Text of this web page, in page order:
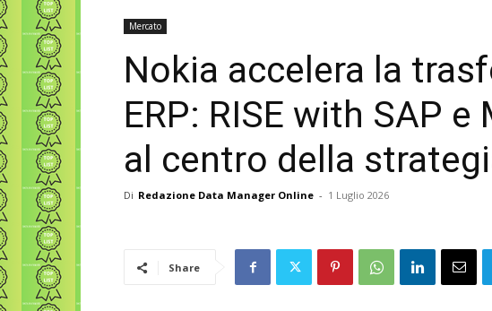
Mercato
Nokia accelera la
ERP: RISE with SAP
al centro della
Di Redazione Data Manager Online - 1 Luglio 2026
Share